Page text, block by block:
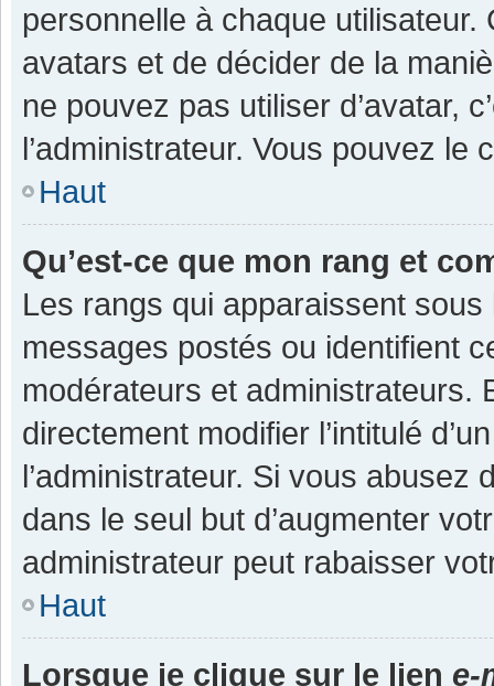
personnelle à chaque utilisateur.
avatars et de décider de la
ne pouvez pas utiliser d’avatar,
l’administrateur. Vous pouvez
Haut
Qu’est-ce que mon rang et
Les rangs qui apparaissent
messages postés ou identifient
modérateurs et administrateurs.
directement modifier l’intitulé
l’administrateur. Si vous
dans le seul but d’augmenter
administrateur peut rabaisser
Haut
Lorsque je clique sur le lien e-